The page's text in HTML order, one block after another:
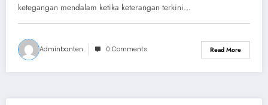
Iran
ketegangan mendalam ketika keterangan terkini…
Adminbanten 0 Comments Read More